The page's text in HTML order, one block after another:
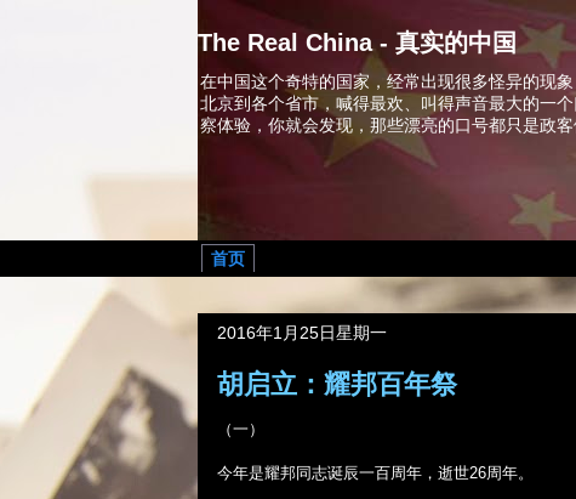
The Real China - 真实的中国
在中国这个奇特的国家，经常出现很多怪异的现
北京到各个省市，喊得最欢、叫得声音最大的一
察体验，你就会发现，那些漂亮的口号都只是政
首页
2016年1月25日星期一
胡启立：耀邦百年祭
（一）
今年是耀邦同志诞辰一百周年，逝世26周年。